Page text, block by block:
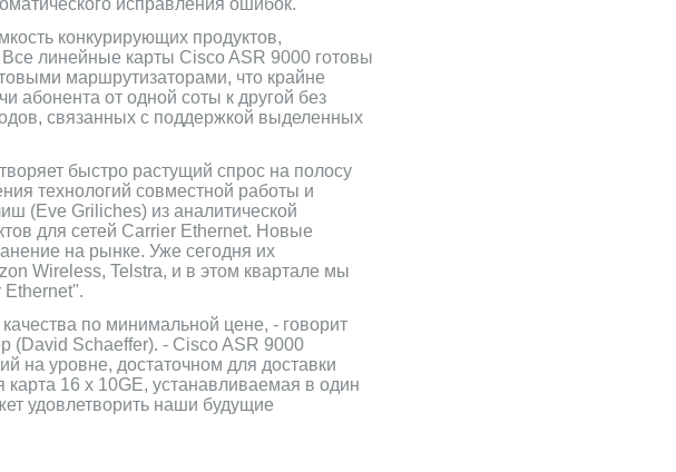
исправления ошибок.
конкурирующих продуктов,
линейные карты Cisco ASR 9000 готовы
маршрутизаторами, что крайне
абонента от одной соты к другой без
связанных с поддержкой выделенных
быстро растущий спрос на полосу
технологий совместной работы и
(Eve Griliches) из аналитической
для сетей Carrier Ethernet. Новые
на рынке. Уже сегодня их
Wireless, Telstra, и в этом квартале мы
Ethernet".
по минимальной цене, - говорит
(David Schaeffer). - Cisco ASR 9000
на уровне, достаточном для доставки
карта 16 х 10GE, устанавливаемая в один
удовлетворить наши будущие